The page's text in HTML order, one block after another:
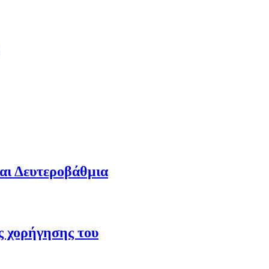
Δευτεροβάθμια
χορήγησης του